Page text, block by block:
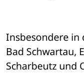
Insbesondere in
Bad Schwartau,
Scharbeutz und